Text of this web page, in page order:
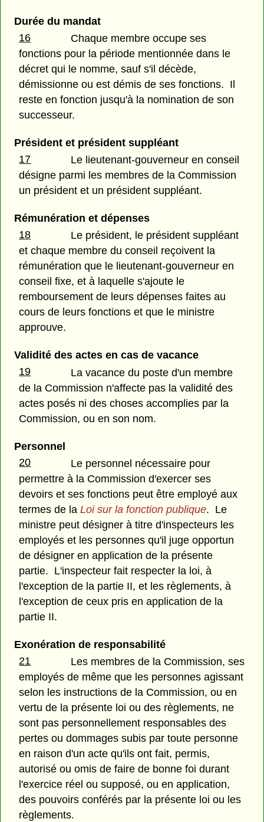
Durée du mandat
16
Chaque membre occupe ses
fonctions pour la période mentionnée dans le
décret qui le nomme, sauf s'il décède,
démissionne ou est démis de ses fonctions. Il
reste en fonction jusqu'à la nomination de son
successeur.
Président et président suppléant
17
Le lieutenant-gouverneur en conseil
désigne parmi les membres de la Commission
un président et un président suppléant.
Rémunération et dépenses
18
Le président, le président suppléant
et chaque membre du conseil reçoivent la
rémunération que le lieutenant-gouverneur en
conseil fixe, et à laquelle s'ajoute le
remboursement de leurs dépenses faites au
cours de leurs fonctions et que le ministre
approuve.
Validité des actes en cas de vacance
19
La vacance du poste d'un membre
de la Commission n'affecte pas la validité des
actes posés ni des choses accomplies par la
Commission, ou en son nom.
Personnel
20
Le personnel nécessaire pour
permettre à la Commission d'exercer ses
devoirs et ses fonctions peut être employé aux
termes de laLoi sur la fonction publique. Le
ministre peut désigner à titre d'inspecteurs les
employés et les personnes qu'il juge opportun
de désigner en application de la présente
partie. L'inspecteur fait respecter la loi, à
l'exception de la partie II, et les règlements, à
l'exception de ceux pris en application de la
partie II.
Exonération de responsabilité
21
Les membres de la Commission, ses
employés de même que les personnes agissant
selon les instructions de la Commission, ou en
vertu de la présente loi ou des règlements, ne
sont pas personnellement responsables des
pertes ou dommages subis par toute personne
en raison d'un acte qu'ils ont fait, permis,
autorisé ou omis de faire de bonne foi durant
l'exercice réel ou supposé, ou en application,
des pouvoirs conférés par la présente loi ou les
règlements.